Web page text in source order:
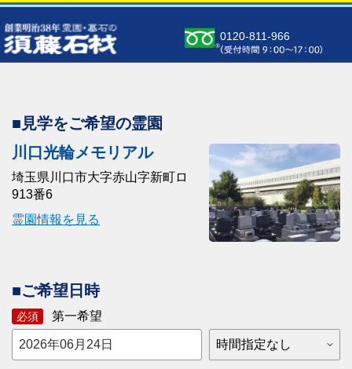
0120-811-966
■見学をご希望の霊園
川口光輪メモリアル
埼玉県川口市大字赤山字新町ロ
913番6
霊園情報を見る
■ご希望日時
必須 第一希望